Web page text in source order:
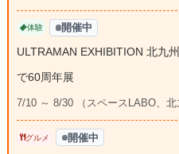
体験 開催中
ULTRAMAN EXHIBITION 北九
で60周年展
7/10 ～ 8/30 （スペースLABO、北
グルメ 開催中